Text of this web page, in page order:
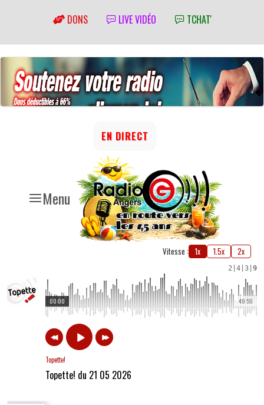
DONS LIVE VIDÉO TCHAT'
Menu
EN DIRECT
Vitesse : 1x 1.5x 2x
2 4 3 9
49:50
00:00
Topette!
Topette! du 21 05 2026